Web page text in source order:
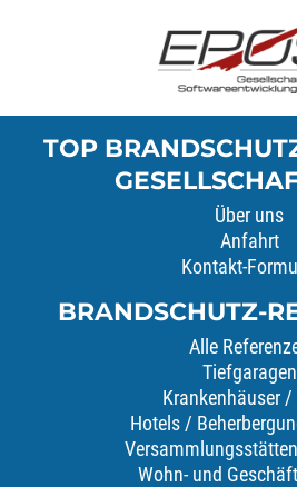
TOP
Über uns
Anfahrt
Kontakt-
BRANDSCHUTZ-
Alle
Tiefgaragen
Krankenhäuser /
Hotels /
Wohn- und